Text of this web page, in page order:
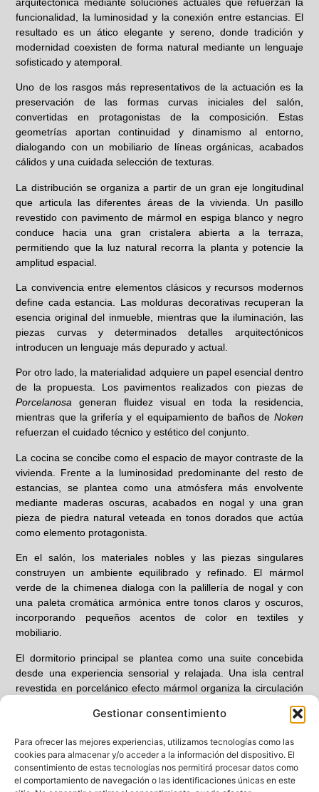
Gestionar consentimiento
Para ofrecer las mejores experiencias, utilizamos tecnologías como las
cookies para almacenar y/o acceder a la información del dispositivo. El
consentimiento de estas tecnologías nos permitirá procesar datos como
el comportamiento de navegación o las identificaciones únicas en este
funcionalidad, la luminosidad y la conexión entre estancias. El
resultado es un ático elegante y sereno, donde tradición y
modernidad coexisten de forma natural mediante un lenguaje
sofisticado y atemporal.
Uno de los rasgos más representativos de la actuación es la
preservación de las formas curvas iniciales del salón,
convertidas en protagonistas de la composición. Estas
geometrías aportan continuidad y dinamismo al entorno,
dialogando con un mobiliario de líneas orgánicas, acabados
cálidos y una cuidada selección de texturas.
La distribución se organiza a partir de un gran eje longitudinal
que articula las diferentes áreas de la vivienda. Un pasillo
revestido con pavimento de mármol en espiga blanco y negro
conduce hacia una gran cristalera abierta a la terraza,
permitiendo que la luz natural recorra la planta y potencie la
amplitud espacial.
La convivencia entre elementos clásicos y recursos modernos
define cada estancia. Las molduras decorativas recuperan la
esencia original del inmueble, mientras que la iluminación, las
piezas curvas y determinados detalles arquitectónicos
introducen un lenguaje más depurado y actual.
Por otro lado, la materialidad adquiere un papel esencial dentro
de la propuesta. Los pavimentos realizados con piezas de
Porcelanosa generan fluidez visual en toda la residencia,
mientras que la grifería y el equipamiento de baños de Noken
refuerzan el cuidado técnico y estético del conjunto.
La cocina se concibe como el espacio de mayor contraste de la
vivienda. Frente a la luminosidad predominante del resto de
estancias, se plantea como una atmósfera más envolvente
mediante maderas oscuras, acabados en nogal y una gran
pieza de piedra natural veteada en tonos dorados que actúa
como elemento protagonista.
En el salón, los materiales nobles y las piezas singulares
construyen un ambiente equilibrado y refinado. El mármol
verde de la chimenea dialoga con la palillería de nogal y con
una paleta cromática armónica entre tonos claros y oscuros,
incorporando pequeños acentos de color en textiles y
mobiliario.
El dormitorio principal se plantea como una suite concebida
desde una experiencia sensorial y relajada. Una isla central
revestida en porcelánico efecto mármol organiza la circulación
intervención mediante un sistema capaz de enfatizar molduras,
texturas y acabados, adaptando las diferentes sensaciones a
cada uso y momento del día.